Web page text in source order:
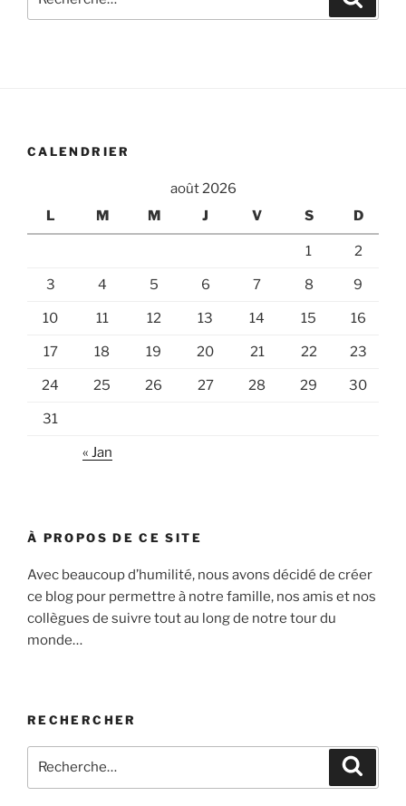
pour
CALENDRIER
août 2026
L
M M J V S D
1 2
3 4 5 6 7 8 9
10 11 12 13 14 15 16
17 18 19 20 21 22 23
24 25 26 27 28 29 30
31
« Jan
À PROPOS DE CE SITE
Avec beaucoup d’humilité, nous avons décidé de créer
ce blog pour permettre à notre famille, nos amis et nos
collègues de suivre tout au long de notre tour du
monde…
RECHERCHER
pour